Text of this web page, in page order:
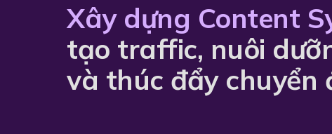
Xây dựng Content
tạo traffic, nuôi
và thúc đẩy chuyển